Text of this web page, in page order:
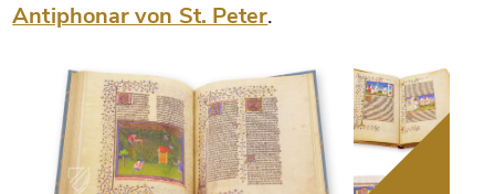
Antiphonar von St. Peter.